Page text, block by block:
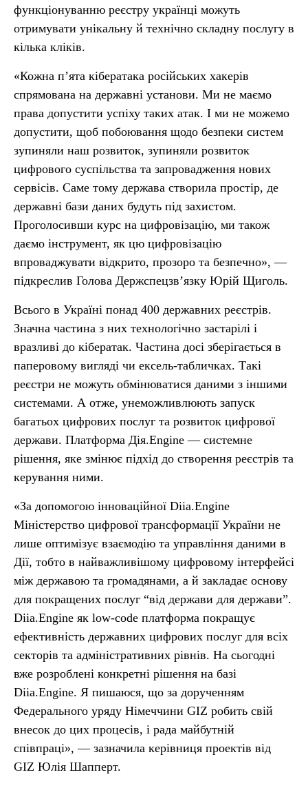
функціонуванню реєстру українці можуть
отримувати унікальну й технічно складну послугу в
кілька кліків.
«Кожна п’ята кібератака російських хакерів
спрямована на державні установи. Ми не маємо
права допустити успіху таких атак. І ми не можемо
допустити, щоб побоювання щодо безпеки систем
зупиняли наш розвиток, зупиняли розвиток
цифрового суспільства та запровадження нових
сервісів. Саме тому держава створила простір, де
державні бази даних будуть під захистом.
Проголосивши курс на цифровізацію, ми також
даємо інструмент, як цю цифровізацію
впроваджувати відкрито, прозоро та безпечно», —
підкреслив Голова Держспецзв’язку Юрій Щиголь.
Всього в Україні понад 400 державних реєстрів.
Значна частина з них технологічно застарілі і
вразливі до кібератак. Частина досі зберігається в
паперовому вигляді чи ексель-табличках. Такі
реєстри не можуть обмінюватися даними з іншими
системами. А отже, унеможливлюють запуск
багатьох цифрових послуг та розвиток цифрової
держави. Платформа Дія.Engine — системне
рішення, яке змінює підхід до створення реєстрів та
керування ними.
«За допомогою інноваційної Diia.Engine
Міністерство цифрової трансформації України не
лише оптимізує взаємодію та управління даними в
Дії, тобто в найважливішому цифровому інтерфейсі
між державою та громадянами, а й закладає основу
для покращених послуг “від держави для держави”.
Diia.Engine як low-code платформа покращує
ефективність державних цифрових послуг для всіх
секторів та адміністративних рівнів. На сьогодні
вже розроблені конкретні рішення на базі
Diia.Engine. Я пишаюся, що за дорученням
Федерального уряду Німеччини GIZ робить свій
внесок до цих процесів, і рада майбутній
співпраці», — зазначила керівниця проектів від
GIZ Юлія Шапперт.